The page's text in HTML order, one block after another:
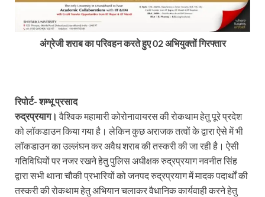
अंग्रेजी शराब का परिवहन करते हुए 02 अभियुक्तों गिरफ्तार
रिपोर्ट- शम्भू प्रसाद
रुद्रप्रयाग। वैश्विक महामारी कोरोनावायरस की रोकथाम हेतु पूरे प्रदेश
को लॉकडाउन किया गया है। लेकिन कुछ अराजक तत्वों के द्वारा ऐसे में भी
लॉकडाउन का उल्लंघन कर अवैध शराब की तस्करी की जा रही है। ऐसी
गतिविधियों पर नजर रखने हेतु पुलिस अधीक्षक रुद्रप्रयाग नवनीत सिंह
द्वारा सभी थाना चौकी प्रभारियों को जनपद रुद्रप्रयाग में मादक पदार्थों की
तस्करी की रोकथाम हेतु अभियान चलाकर वैधानिक कार्यवाही करने हेतु